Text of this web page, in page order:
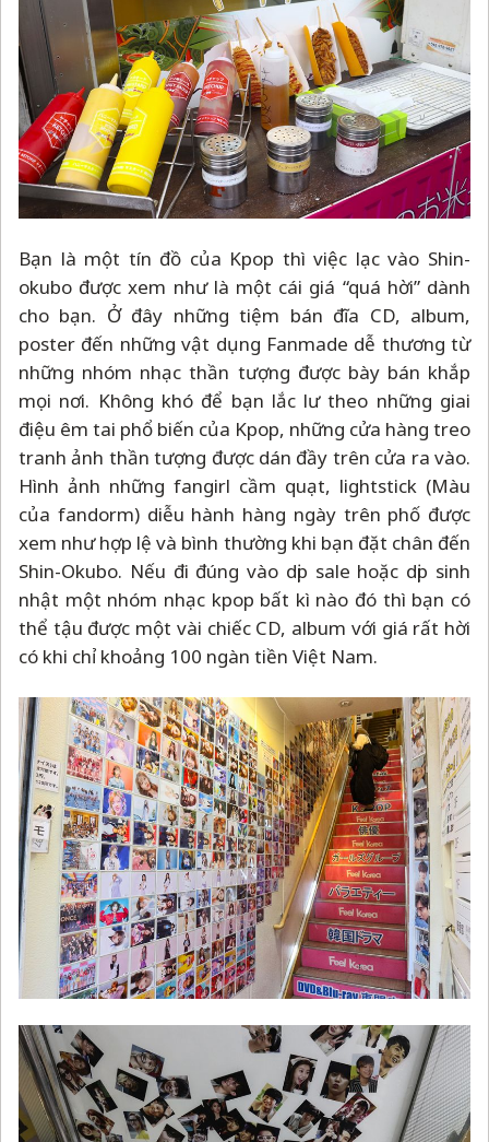
Bạn là một tín đồ của Kpop thì việc lạc vào Shin-
okubo được xem như là một cái giá “quá hời” dành
cho bạn. Ở đây những tiệm bán đĩa CD, album,
poster đến những vật dụng Fanmade dễ thương từ
những nhóm nhạc thần tượng được bày bán khắp
mọi nơi. Không khó để bạn lắc lư theo những giai
điệu êm tai phổ biến của Kpop, những cửa hàng treo
tranh ảnh thần tượng được dán đầy trên cửa ra vào.
Hình ảnh những fangirl cầm quạt, lightstick (Màu
của fandorm) diễu hành hàng ngày trên phố được
xem như hợp lệ và bình thường khi bạn đặt chân đến
Shin-Okubo. Nếu đi đúng vào dịp sale hoặc dịp sinh
nhật một nhóm nhạc kpop bất kì nào đó thì bạn có
thể tậu được một vài chiếc CD, album với giá rất hời
có khi chỉ khoảng 100 ngàn tiền Việt Nam.